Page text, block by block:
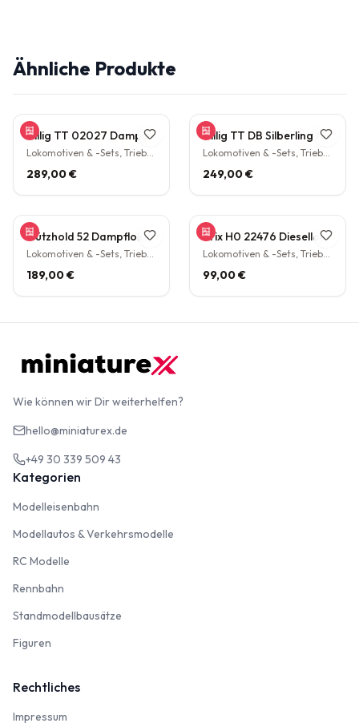
Ähnliche Produkte
Tillig TT 02027 Dampflokomotive BR 38.10 der DB Epoche III Personenzuglok Schlepptender rarität
Lokomotiven & -Sets, Triebwagen
289,00 €
Tillig TT DB Silberling Nahverkehrs-Zugset 4-teilig Steuerwagen Hasenkasten Köln HBF Epoche IV rarität
Lokomotiven & -Sets, Triebwagen
249,00 €
Gützhold 52 Dampflokomotive 32 700 DB Tender Epoche III DC NEM H0 1:87
Lokomotiven & -Sets, Triebwagen
189,00 €
Trix H0 22476 Diesellokomotive BR V160 003 DB NEM Epoche IV H0 1:87
Lokomotiven & -Sets, Triebwagen
99,00 €
Wie können wir Dir weiterhelfen?
hello@miniaturex.de
+49 30 339 509 43
Kategorien
Modelleisenbahn
Modellautos & Verkehrsmodelle
RC Modelle
Rennbahn
Standmodellbausätze
Figuren
Rechtliches
Impressum